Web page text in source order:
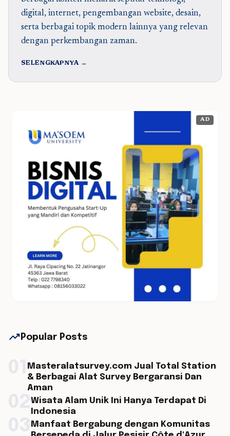
digital, internet, pengembangan website, desain,
serta berbagai topik modern lainnya yang relevan
dengan perkembangan zaman.
SELENGKAPNYA →
AD
trending_up Popular Posts
Masteralatsurvey.com Jual Total Station
& Berbagai Alat Survey Bergaransi Dan
Aman
Wisata Alam Unik Ini Hanya Terdapat Di
Indonesia
Manfaat Bergabung dengan Komunitas